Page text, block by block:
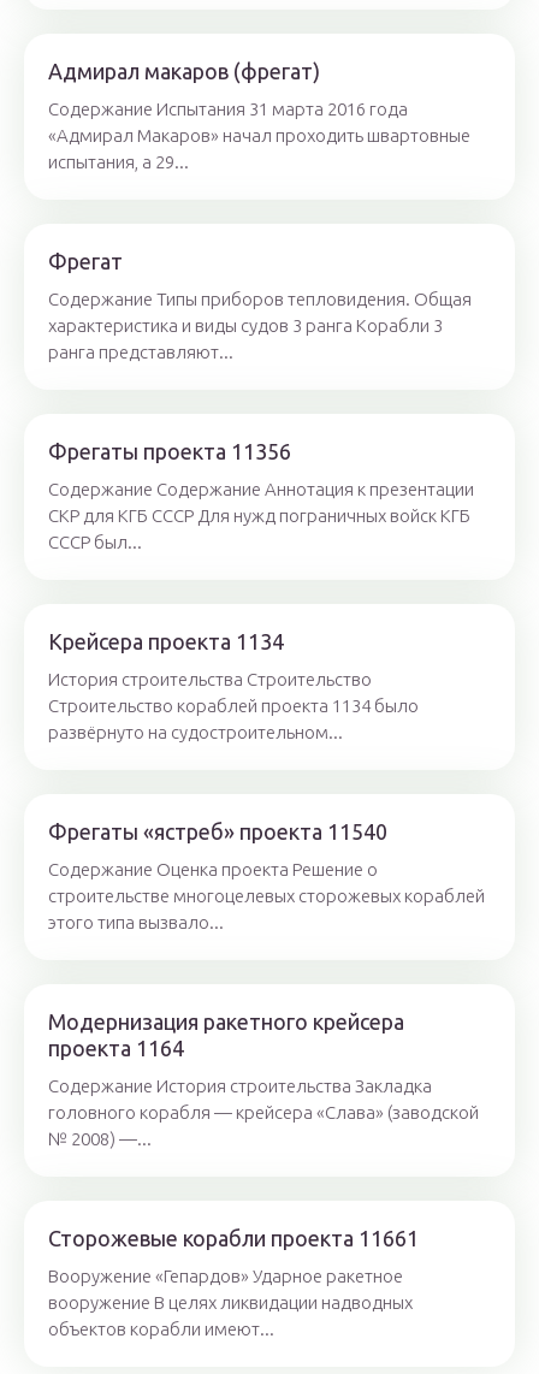
Адмирал макаров (фрегат)
Содержание Испытания 31 марта 2016 года
«Адмирал Макаров» начал проходить швартовные
испытания, а 29...
Фрегат
Содержание Типы приборов тепловидения. Общая
характеристика и виды судов 3 ранга Корабли 3
ранга представляют...
Фрегаты проекта 11356
Содержание Содержание Аннотация к презентации
СКР для КГБ СССР Для нужд пограничных войск КГБ
СССР был...
Крейсера проекта 1134
История строительства Строительство
Строительство кораблей проекта 1134 было
развёрнуто на судостроительном...
Фрегаты «ястреб» проекта 11540
Содержание Оценка проекта Решение о
строительстве многоцелевых сторожевых кораблей
этого типа вызвало...
Модернизация ракетного крейсера
проекта 1164
Содержание История строительства Закладка
головного корабля — крейсера «Слава» (заводской
№ 2008) —...
Сторожевые корабли проекта 11661
Вооружение «Гепардов» Ударное ракетное
вооружение В целях ликвидации надводных
объектов корабли имеют...